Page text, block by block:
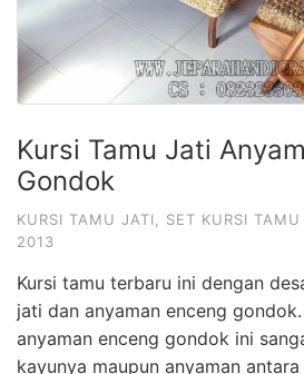
Kursi Tamu Jati
Gondok
KURSI TAMU JATI SET KURSI TAMU
2013
Kursi tamu terbaru ini dengan
jati dan anyaman enceng
anyaman enceng gondok ini
kayunya maupun anyaman